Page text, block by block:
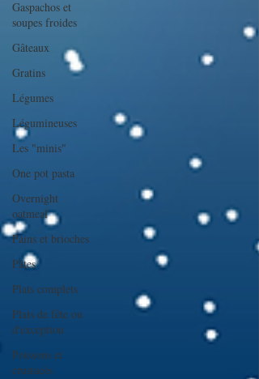
Gaspachos et
soupes froides
Gâteaux
Gratins
Légumes
Légumineuses
Les "minis"
One pot pasta
Overnight
oatmeal
Pains et brioches
Pâtes
Plats complets
Plats de fête ou
d'exception
Poissons et
crustacés